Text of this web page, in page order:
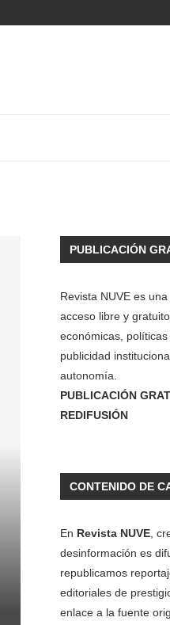
PUBLICACIÓN
Revista NUVE es
acceso libre y gratuito,
económicas,
publicidad
autonomía.
PUBLICACIÓN
REDIFUSIÓN
CONTENIDO DE
En Revista NUVE,
desinformación es
republicamos
editoriales de
enlace a la fuente